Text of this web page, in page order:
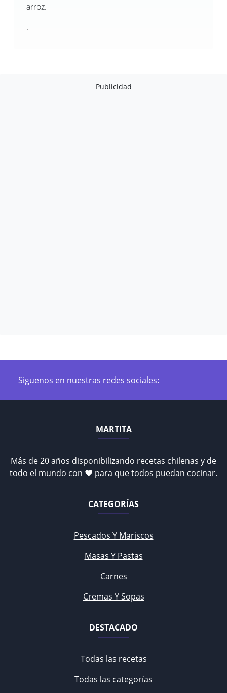
arroz.
.
Publicidad
Siguenos en nuestras redes sociales:
MARTITA
Más de 20 años disponibilizando recetas chilenas y de
todo el mundo con ♥ para que todos puedan cocinar.
CATEGORÍAS
Pescados Y Mariscos
Masas Y Pastas
Carnes
Cremas Y Sopas
DESTACADO
Todas las recetas
Todas las categorías